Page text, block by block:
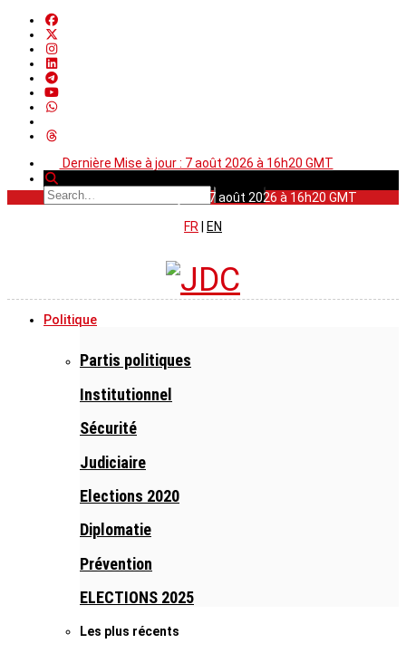
Dernière Mise à jour : 7 août 2026 à 16h20 GMT
Dernière Mise à jour : 7 août 2026 à 16h20 GMT
FR
EN
Politique
Partis politiques
Institutionnel
Sécurité
Judiciaire
Elections 2020
Diplomatie
Prévention
ELECTIONS 2025
Les plus récents